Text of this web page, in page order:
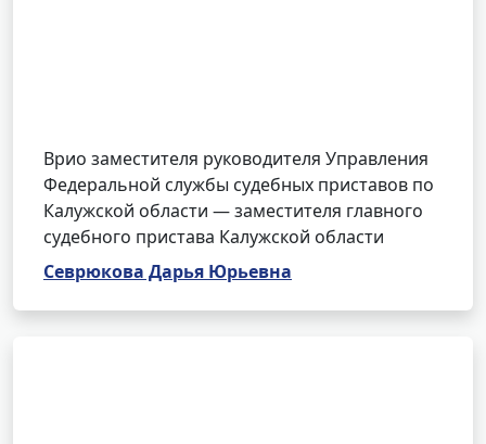
Врио заместителя руководителя Управления
Федеральной службы судебных приставов по
Калужской области — заместителя главного
судебного пристава Калужской области
Севрюкова Дарья Юрьевна